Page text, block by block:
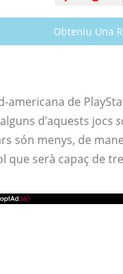
Obteniu Una
americana de
d’aquests jocs
són menys, de
que serà capaç de